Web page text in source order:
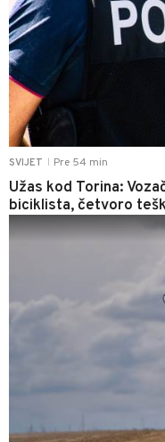
SVIJET Pre 54 min
Užas kod Torina:
biciklista, četvoro